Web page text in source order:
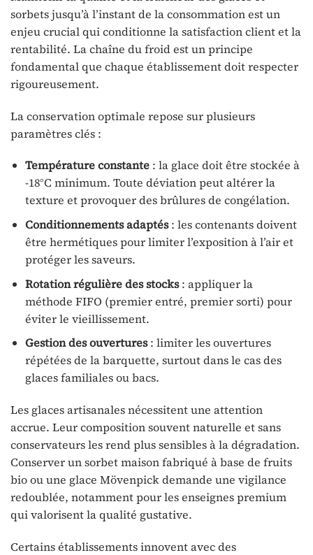
sorbets jusqu’à l’instant de la consommation est un
enjeu crucial qui conditionne la satisfaction client et la
rentabilité. La chaîne du froid est un principe
fondamental que chaque établissement doit respecter
rigoureusement.
La conservation optimale repose sur plusieurs
paramètres clés :
Température constante: la glace doit être stockée à
-18°C minimum. Toute déviation peut altérer la
texture et provoquer des brûlures de congélation.
Conditionnements adaptés: les contenants doivent
être hermétiques pour limiter l’exposition à l’air et
protéger les saveurs.
Rotation régulière des stocks: appliquer la
méthode FIFO (premier entré, premier sorti) pour
éviter le vieillissement.
Gestion des ouvertures: limiter les ouvertures
répétées de la barquette, surtout dans le cas des
glaces familiales ou bacs.
Les glaces artisanales nécessitent une attention
accrue. Leur composition souvent naturelle et sans
conservateurs les rend plus sensibles à la dégradation.
Conserver un sorbet maison fabriqué à base de fruits
bio ou une glace Mövenpick demande une vigilance
redoublée, notamment pour les enseignes premium
qui valorisent la qualité gustative.
Certains établissements innovent avec des